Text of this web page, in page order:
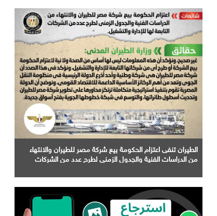
الطيران تنفى اعتزام الحكومة بيع شركة مصر للطيران والانتهاء
من الدراسات الفنية والجدول الزمني لطرح عدد من الشركات